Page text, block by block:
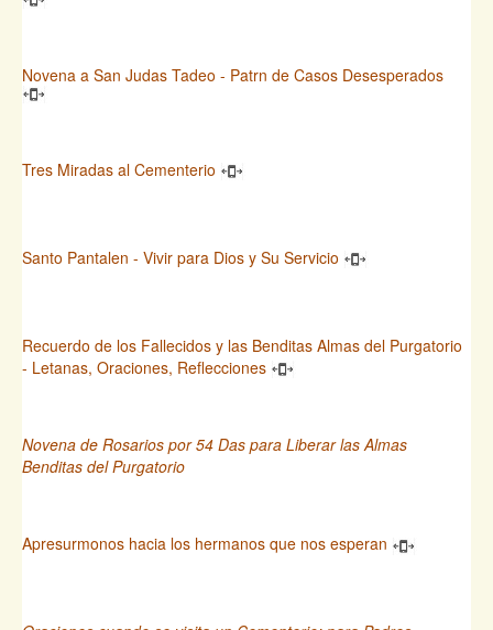
Novena a San Judas Tadeo - Patrn de Casos Desesperados
Tres Miradas al Cementerio
Santo Pantalen - Vivir para Dios y Su Servicio
Recuerdo de los Fallecidos y las Benditas Almas del Purgatorio
- Letanas, Oraciones, Reflecciones
Novena de Rosarios por 54 Das para Liberar las Almas
Benditas del Purgatorio
Apresurmonos hacia los hermanos que nos esperan